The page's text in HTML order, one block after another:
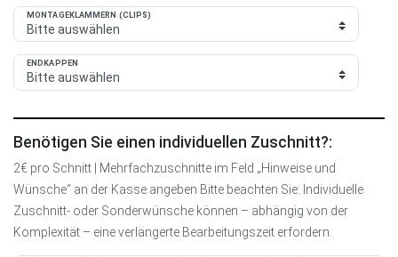
MONTAGEKLAMMERN (CLIPS)
ENDKAPPEN
Benötigen Sie einen individuellen Zuschnitt?:
2€ pro Schnitt | Mehrfachzuschnitte im Feld „Hinweise und
Wünsche“ an der Kasse angeben Bitte beachten Sie: Individuelle
Zuschnitt- oder Sonderwünsche können – abhängig von der
Komplexität – eine verlängerte Bearbeitungszeit erfordern.